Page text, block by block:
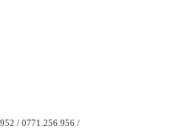
/ 0771.256.956 /